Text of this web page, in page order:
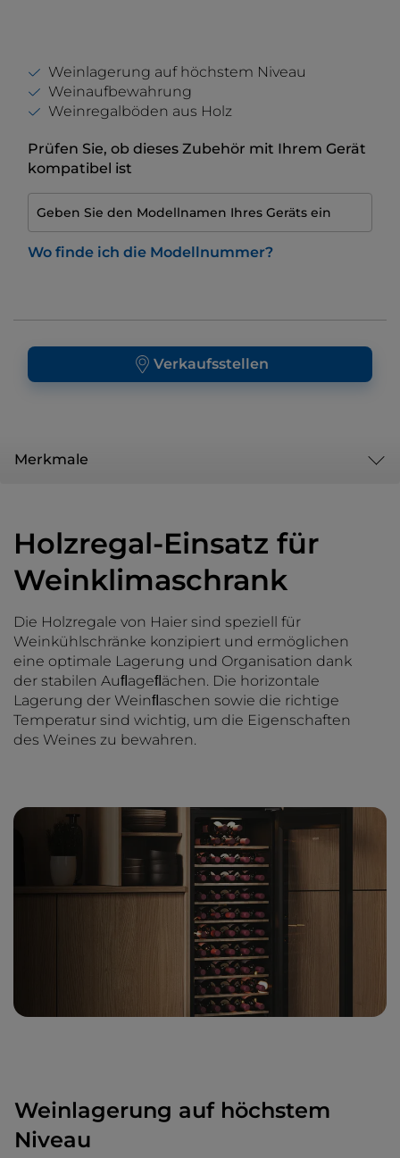
Weinlagerung auf höchstem Niveau
Weinaufbewahrung
Weinregalböden aus Holz
Prüfen Sie, ob dieses Zubehör mit Ihrem Gerät
kompatibel ist
Geben Sie den Modellnamen Ihres Geräts ein
Wo finde ich die Modellnummer?
Verkaufsstellen
Merkmale
Holzregal-Einsatz für
Weinklimaschrank
Die Holzregale von Haier sind speziell für
Weinkühlschränke konzipiert und ermöglichen
eine optimale Lagerung und Organisation dank
der stabilen Auﬂageﬂächen. Die horizontale
Lagerung der Weinﬂaschen sowie die richtige
Temperatur sind wichtig, um die Eigenschaften
des Weines zu bewahren.
Weinlagerung auf höchstem
Niveau